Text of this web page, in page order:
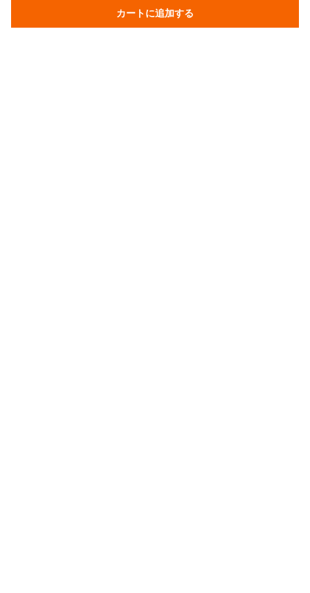
カートに追加する